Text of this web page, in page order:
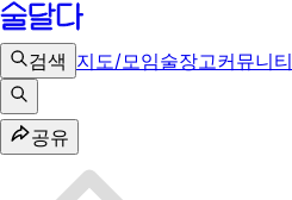
검색 지도/모임술장고커뮤니티
공유